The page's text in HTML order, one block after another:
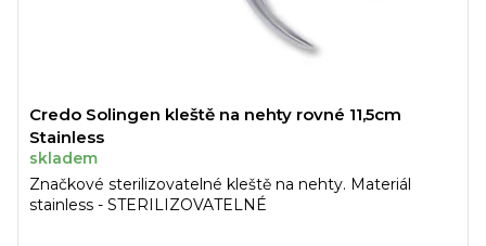
Credo Solingen kleště na nehty rovné 11,5cm
Stainless
skladem
Značkové sterilizovatelné kleště na nehty. Materiál
stainless - STERILIZOVATELNÉ